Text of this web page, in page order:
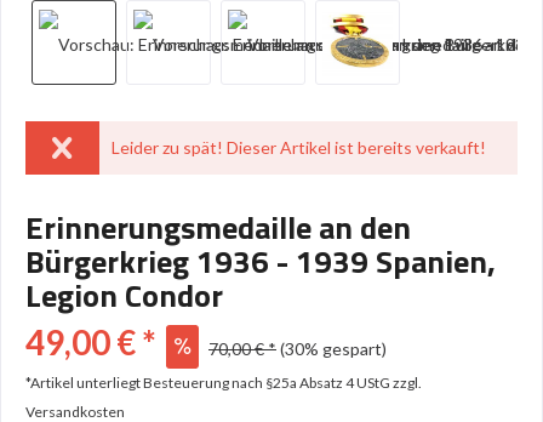
Leider zu spät! Dieser Artikel ist bereits verkauft!
Erinnerungsmedaille an den
Bürgerkrieg 1936 - 1939 Spanien,
Legion Condor
49,00 € * 70,00 € *(30% gespart)
*Artikel unterliegt Besteuerung nach §25a Absatz 4 UStG zzgl.
Versandkosten